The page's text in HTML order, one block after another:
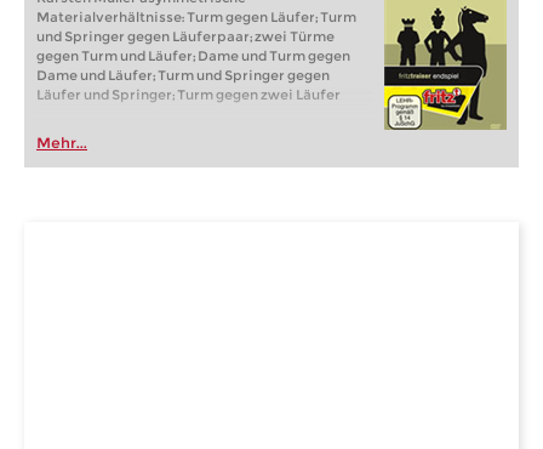
Materialverhältnisse: Turm gegen Läufer; Turm
und Springer gegen Läuferpaar; zwei Türme
gegen Turm und Läufer; Dame und Turm gegen
Dame und Läufer; Turm und Springer gegen
Läufer und Springer; Turm gegen zwei Läufer
Mehr...